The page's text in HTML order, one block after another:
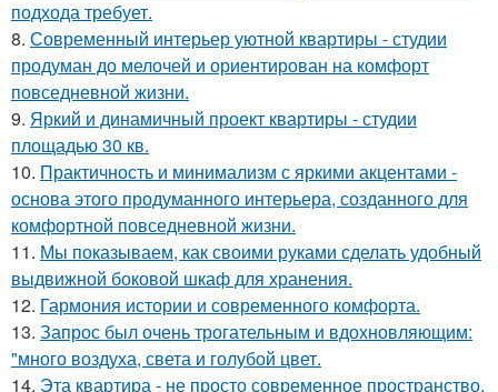
подхода требует.
8. Современный интерьер уютной квартиры - студии
продуман до мелочей и ориентирован на комфорт
повседневной жизни.
9. Яркий и динамичный проект квартиры - студии
площадью 30 кв.
10. Практичность и минимализм с яркими акцентами -
основа этого продуманного интерьера, созданного для
комфортной повседневной жизни.
11. Мы показываем, как своими руками сделать удобный
выдвижной боковой шкаф для хранения.
12. Гармония истории и современного комфорта.
13. Запрос был очень трогательным и вдохновляющим:
"много воздуха, света и голубой цвет.
14. Эта квартира - не просто современное пространство,